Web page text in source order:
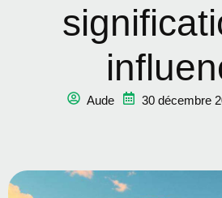
Aude 30 décembre